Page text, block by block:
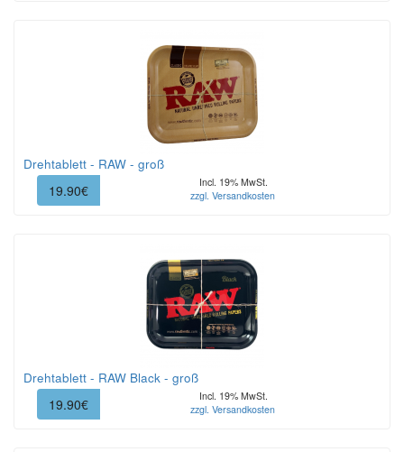
Drehtablett - RAW - groß
19.90€
Incl. 19% MwSt.
zzgl. Versandkosten
Drehtablett - RAW Black - groß
19.90€
Incl. 19% MwSt.
zzgl. Versandkosten